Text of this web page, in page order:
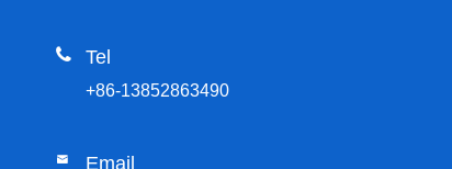
 Tel
+86-13852863490
 Email